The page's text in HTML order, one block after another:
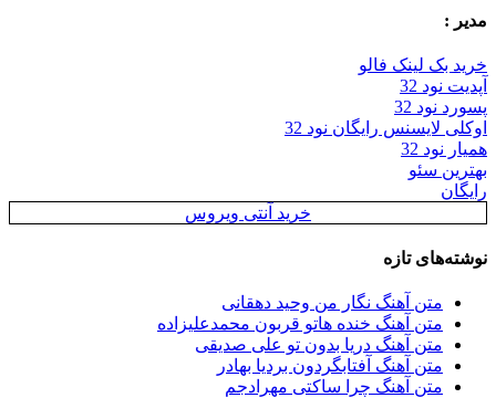
مدیر :
خرید بک لینک فالو
آپدیت نود 32
پسورد نود 32
اوکلی لایسنس رایگان نود 32
همیار نود 32
بهترین سئو
رایگان
خرید آنتی ویروس
نوشته‌های تازه
متن آهنگ نگار من وحید دهقانی
متن آهنگ خنده هاتو قربون محمدعلیزاده
متن آهنگ دریا بدون تو علی صدیقی
متن آهنگ آفتابگردون بردیا بهادر
متن آهنگ چرا ساکتی مهرادجم